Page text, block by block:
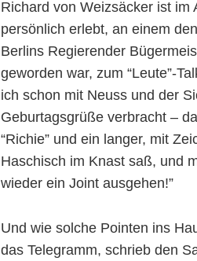
Richard von Weizsäcker ist im
persönlich erlebt, an einem
Berlins Regierender
geworden war, zum “Leute”-
ich schon mit Neuss und der
Geburtagsgrüße verbracht –
“Richie” und ein langer, mit
Haschisch im Knast saß, und
wieder ein Joint ausgehen!”
Und wie solche Pointen ins
das Telegramm, schrieb den